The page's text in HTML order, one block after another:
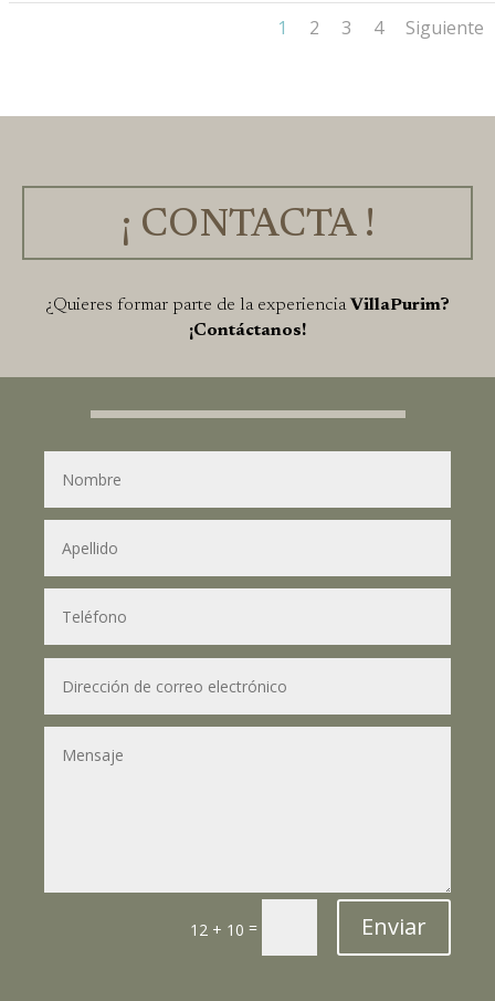
1 2 3 4 Siguiente
¡ CONTACTA !
¿Quieres formar parte de la experienciaVillaPurim?
¡Contáctanos!
12 + 10 = Enviar